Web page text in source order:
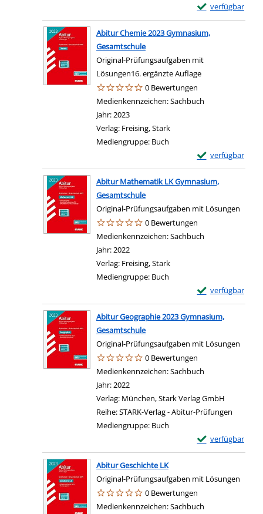
verfügbar
Exemplar-Details
Abitur Chemie 2023 Gymnasium,
Gesamtschule
Original-Prüfungsaufgaben mit
Lösungen16. ergänzte Auflage
0 Bewertungen
Suche nach diesem Verfasser
Medienkennzeichen:Sachbuch
Jahr:2023
Verlag: Freising, Stark
Mediengruppe: Buch
verfügbar
Exemplar-Details
Abitur Mathematik LK Gymnasium,
Gesamtschule
Original-Prüfungsaufgaben mit Lösungen
0 Bewertungen
Suche nach diesem Verfasser
Medienkennzeichen:Sachbuch
Jahr:2022
Verlag: Freising, Stark
Mediengruppe: Buch
verfügbar
Exemplar-
Abitur Geographie 2023 Gymnasium,
Gesamtschule
Original-Prüfungsaufgaben mit Lösungen
0 Bewertungen
Suche nach diesem Verfasser
Medienkennzeichen:Sachbuch
Jahr:2022
Verlag: München, Stark Verlag GmbH
Reihe:STARK-Verlag - Abitur-Prüfungen
Mediengruppe: Buch
verfügbar
Exemplar-Details
Abitur Geschichte LK
Original-Prüfungsaufgaben mit Lösungen
0 Bewertungen
Suche nach diesem Verfasser
Medienkennzeichen:Sachbuch